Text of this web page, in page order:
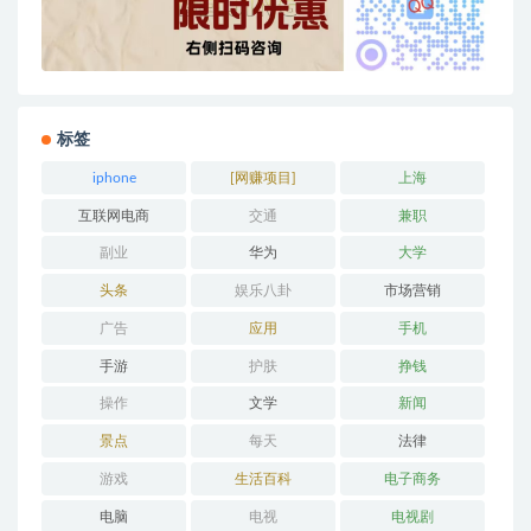
标签
iphone [网赚项目] 上海
互联网电商 交通 兼职
副业 华为 大学
头条 娱乐八卦 市场营销
广告 应用 手机
手游 护肤 挣钱
操作 文学 新闻
景点 每天 法律
游戏 生活百科 电子商务
电脑 电视 电视剧